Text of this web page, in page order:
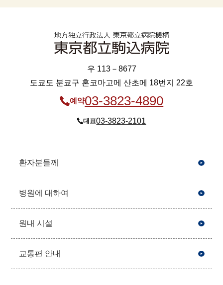
우 113－8677
도쿄도 분쿄구 혼코마고메 산초메 18번지 22호
예약03-3823-4890
대표03-3823-2101
환자분들께
병원에 대하여
원내 시설
교통편 안내